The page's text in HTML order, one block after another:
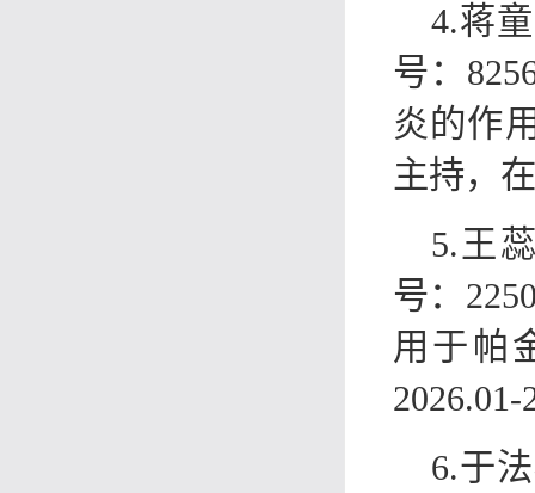
4.蒋
号：
炎的作
主持，
5.王
号：
用于帕
6.于